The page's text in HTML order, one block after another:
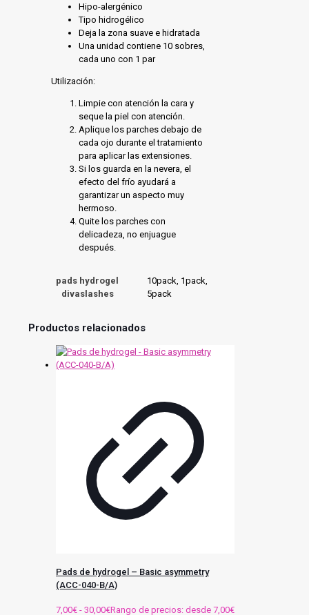
Hipo-alergénico
Tipo hidrogélico
Deja la zona suave e hidratada
Una unidad contiene 10 sobres,
cada uno con 1 par
Utilización:
Limpie con atención la cara y
seque la piel con atención.
Aplique los parches debajo de
cada ojo durante el tratamiento
para aplicar las extensiones.
Si los guarda en la nevera, el
efecto del frío ayudará a
garantizar un aspecto muy
hermoso.
Quite los parches con
delicadeza, no enjuague
después.
pads hydrogel
divaslashes
10pack, 1pack,
5pack
Productos relacionados
Pads de hydrogel – Basic asymmetry
(ACC-040-B/A)
7,00€ - 30,00€Rango de precios: desde 7,00€